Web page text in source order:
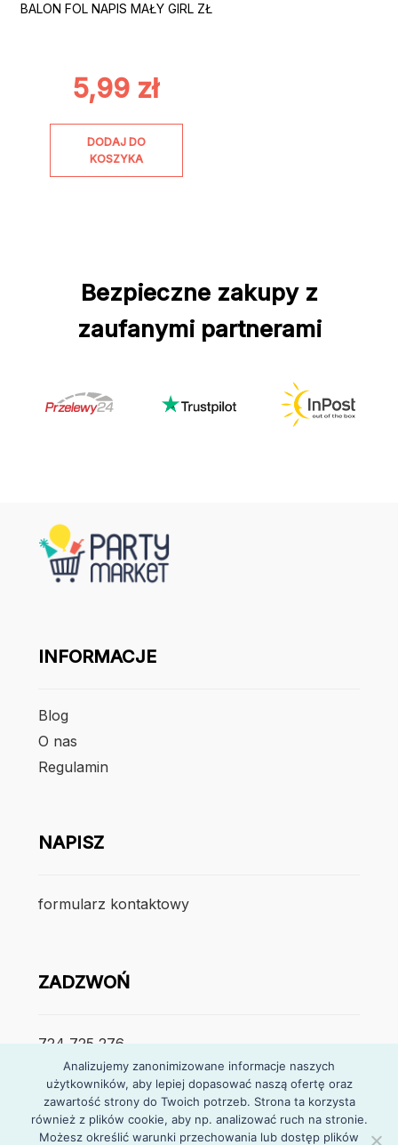
BALON FOL NAPIS MAŁY GIRL ZŁ
5,99 zł
DODAJ DO
KOSZYKA
Bezpieczne zakupy z
zaufanymi partnerami
INFORMACJE
Blog
O nas
Regulamin
NAPISZ
formularz kontaktowy
ZADZWOŃ
724 725 276
poniedzialek – piątek
7:30 – 15:30
Analizujemy zanonimizowane informacje naszych
użytkowników, aby lepiej dopasować naszą ofertę oraz
zawartość strony do Twoich potrzeb. Strona ta korzysta
również z plików cookie, aby np. analizować ruch na stronie.
Możesz określić warunki przechowania lub dostęp plików